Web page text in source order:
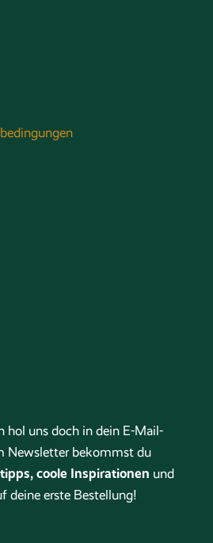
hol uns doch in dein E-Mail-
Newsletter bekommst du
coole Inspirationen und
deine erste Bestellung!